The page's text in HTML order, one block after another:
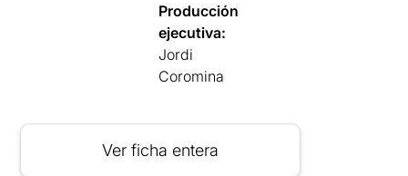
Producción
ejecutiva:
Jordi
Coromina
Ver ficha entera